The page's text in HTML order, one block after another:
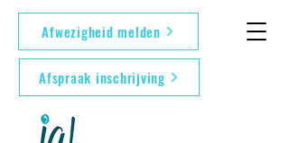
Afwezigheid melden
Afspraak inschrijving